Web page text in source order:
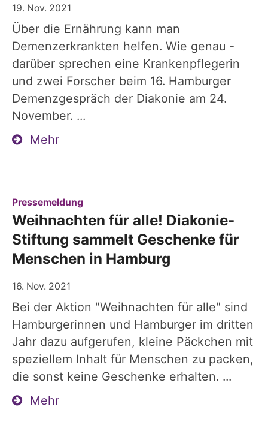
19. Nov. 2021
Über die Ernährung kann man
Demenzerkrankten helfen. Wie genau -
darüber sprechen eine Krankenpflegerin
und zwei Forscher beim 16. Hamburger
Demenzgespräch der Diakonie am 24.
November. ...
Mehr
Pressemeldung
Weihnachten für alle! Diakonie-
Stiftung sammelt Geschenke für
Menschen in Hamburg
16. Nov. 2021
Bei der Aktion "Weihnachten für alle" sind
Hamburgerinnen und Hamburger im dritten
Jahr dazu aufgerufen, kleine Päckchen mit
speziellem Inhalt für Menschen zu packen,
die sonst keine Geschenke erhalten. ...
Mehr